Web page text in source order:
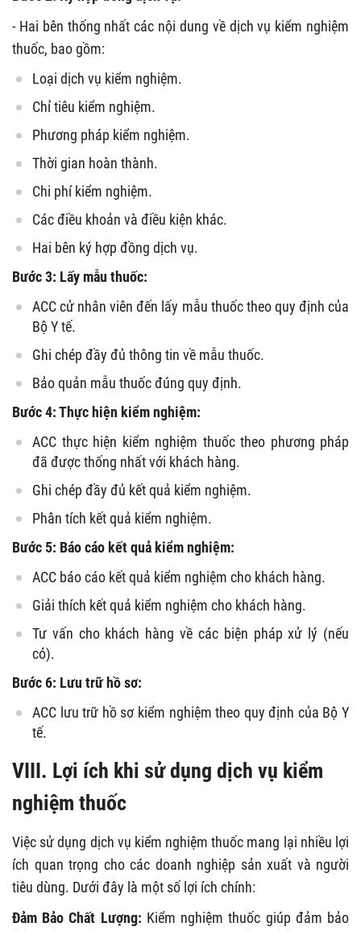
- Hai bên thống nhất các nội dung về dịch vụ kiểm nghiệm
thuốc, bao gồm:
Loại dịch vụ kiểm nghiệm.
Chỉ tiêu kiểm nghiệm.
Phương pháp kiểm nghiệm.
Thời gian hoàn thành.
Chi phí kiểm nghiệm.
Các điều khoản và điều kiện khác.
Hai bên ký hợp đồng dịch vụ.
Bước 3: Lấy mẫu thuốc:
ACC cử nhân viên đến lấy mẫu thuốc theo quy định của
Bộ Y tế.
Ghi chép đầy đủ thông tin về mẫu thuốc.
Bảo quản mẫu thuốc đúng quy định.
Bước 4: Thực hiện kiểm nghiệm:
ACC thực hiện kiểm nghiệm thuốc theo phương pháp
đã được thống nhất với khách hàng.
Ghi chép đầy đủ kết quả kiểm nghiệm.
Phân tích kết quả kiểm nghiệm.
Bước 5: Báo cáo kết quả kiểm nghiệm:
ACC báo cáo kết quả kiểm nghiệm cho khách hàng.
Giải thích kết quả kiểm nghiệm cho khách hàng.
Tư vấn cho khách hàng về các biện pháp xử lý (nếu
có).
Bước 6: Lưu trữ hồ sơ:
ACC lưu trữ hồ sơ kiểm nghiệm theo quy định của Bộ Y
tế.
VIII. Lợi ích khi sử dụng dịch vụ kiểm
nghiệm thuốc
Việc sử dụng dịch vụ kiểm nghiệm thuốc mang lại nhiều lợi
ích quan trọng cho các doanh nghiệp sản xuất và người
tiêu dùng. Dưới đây là một số lợi ích chính:
Đảm Bảo Chất Lượng: Kiểm nghiệm thuốc giúp đảm bảo